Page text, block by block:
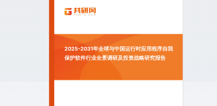
2025-2031年全球与中国运行时应用程序自我
保护软件行业全景调研及投资战略研究报告